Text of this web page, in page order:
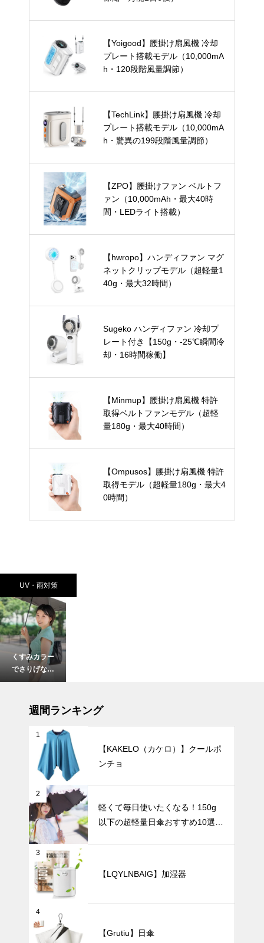
【Yoigood】腰掛け扇風機 冷却
プレート搭載モデル（10,000mA
h・120段階風量調節）
【TechLink】腰掛け扇風機 冷却
プレート搭載モデル（10,000mA
h・驚異の199段階風量調節）
【ZPO】腰掛けファン ベルトフ
ァン（10,000mAh・最大40時
間・LEDライト搭載）
【hwropo】ハンディファン マグ
ネットクリップモデル（超軽量1
40g・最大32時間）
Sugeko ハンディファン 冷却プ
レート付き【150g・-25℃瞬間冷
却・16時間稼働】
【Minmup】腰掛け扇風機 特許
取得ベルトファンモデル（超軽
量180g・最大40時間）
【Ompusos】腰掛け扇風機 特許
取得モデル（超軽量180g・最大4
0時間）
UV・雨対策
くすみカラー
でさりげなく
紫外線対策。
品なニュアン
スカラーの日
傘おすすめ6
ビジネスやア
ウトドアでも
スマートに紫
外線対策を。
男性におすす
めの丈夫で大
きな日傘5
インテリア小物
置くだけで画
になる。ホワ
イト花瓶で楽
しむモダンア
UV・雨対策
週間ランキング
1
【KAKELO（カケロ）】クールポ
ンチョ
2
軽くて毎日使いたくなる！150g
以下の超軽量日傘おすすめ10選
3
【LQYLNBAIG】加湿器
4
【Grutiu】日傘